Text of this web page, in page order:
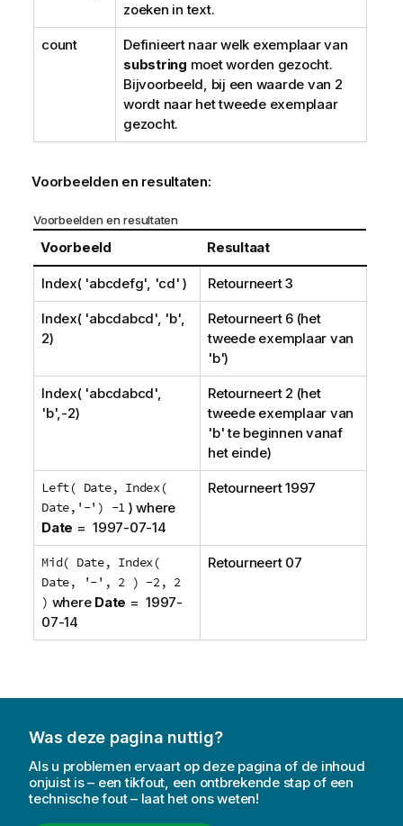
zoeken intext.
count
Definieert naar welk exemplaar van
substring moet worden gezocht.
Bijvoorbeeld, bij een waarde van 2
wordt naar het tweede exemplaar
gezocht.
Voorbeelden en resultaten:
Voorbeelden en resultaten
Voorbeeld Resultaat
Index( 'abcdefg', 'cd' ) Retourneert 3
Index( 'abcdabcd', 'b',
2)
Retourneert 6 (het
tweede exemplaar van
'b')
Index( 'abcdabcd',
'b',-2)
Retourneert 2 (het
tweede exemplaar van
'b' te beginnen vanaf
het einde)
Left( Date, Index(
Date,'-') -1 ) where
Date = 1997-07-14
Retourneert 1997
Mid( Date, Index(
Date, '-', 2 ) -2, 2
) where Date = 1997-
07-14
Retourneert 07
Was deze pagina nuttig?
Als u problemen ervaart op deze pagina of de inhoud
onjuist is – een tikfout, een ontbrekende stap of een
technische fout – laat het ons weten!